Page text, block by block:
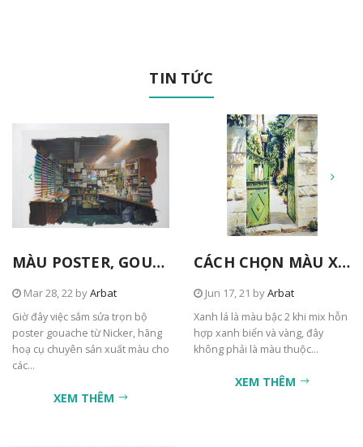
TIN TỨC
MÀU POSTER, GOUACHE TỪ NICKER
Mar 28, 22 byArbat
Giờ đây việc sắm sửa trọn bộ
poster gouache từ Nicker, hãng
hoạ cụ chuyên sản xuất màu cho
các...
XEM THÊM
CÁCH CHỌN MÀU XANH TRONG TRANH
Jun 17, 21 byArbat
Xanh lá là màu bậc 2 khi mix hỗn
hợp xanh biển và vàng, đây
không phải là màu thuộc...
XEM THÊM